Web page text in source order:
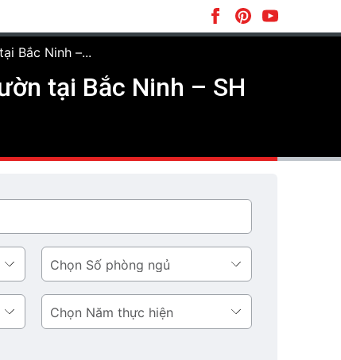
Bắc Ninh –...
tại Bắc Ninh – SH
Số
phòng
ngủ
Năm
thực